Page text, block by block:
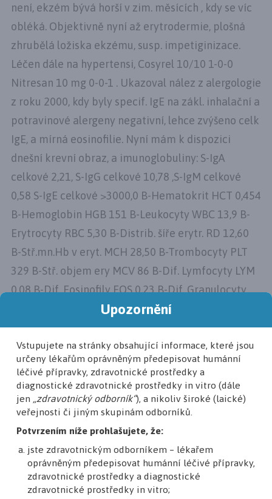
není, ekzém bývá horší v zim. měsících , kdy se víc
obléká. Objektivně nyní až erytrodermie, plošná
zhrubělá ložiska ekzému, susp. impetiginizace.
Léčen dále na hypertensi, Cosyrel 10/10 1-0-0
Nitresan 10 mg 0-0-1 . Ukazoval nález z alergologie
z roku 2000, kdy byly specif. IgE na zákl. inhalační a
potravinové alergeny negativní, lehce zvýšeno celk
IgE, a mírná eosinofilie. Nyní mám k dispozici
dnešní krevní obraz, a imunoglobuliny: S-IgA
celkové 2,21, S-IgG celkové 10,78 ,S-IgM celkové
0,58 S-IgE celkové >3000,0 B-Hematokrit HCT 0,454
B-Hemoglobin HGB 151 B-Leukocyty WBC 13,9 B-
Erytrocyty RBC 5,30 B-Distrib. šíře erytr. RD 12,60
B-Stř.mn.Hb v eryt. MCH 28,50 B-Trombocyty PLT
329 B-Stř. objem ery MCV 86 B-Dif. Lymfocyty LYM
0,08 B-Dif. Eosinofily EOS 0,23 B-Dif. Granulocyty
NEU 0,61 B-Dif. Basofily BASO 0,00 B-Dif. Monocyty
MONO 0,08 B-Abs. počet eosinofilů 3,21 B-Abs.
počet neutrofilů 8,49. Mám v plánu zkusit
referovat pacienta na Kožní ambulanci FN
Ostrava.
Moc dopředu děkuji za Váš názor.
SDÍLET
Upozornění
Vstupujete na stránky obsahující informace, které jsou
určeny lékařům oprávněným předepisovat humánní
léčivé přípravky, zdravotnické prostředky a
diagnostické zdravotnické prostředky in vitro (dále
jen „zdravotnický odborník“), a nikoliv široké (laické)
veřejnosti či jiným skupinám odborníků.
Potvrzením níže prohlašujete, že:
jste zdravotnickým odborníkem – lékařem
oprávněným předepisovat humánní léčivé přípravky,
zdravotnické prostředky a diagnostické
zdravotnické prostředky in vitro;